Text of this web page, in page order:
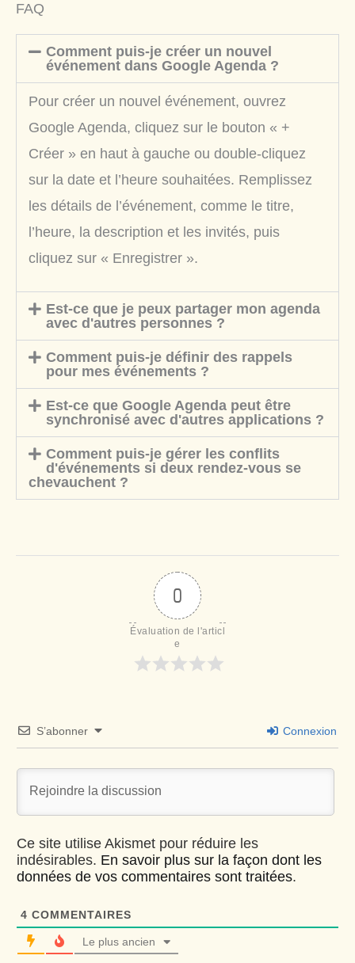
FAQ
Comment puis-je créer un nouvel
événement dans Google Agenda ?
Pour créer un nouvel événement, ouvrez
Google Agenda, cliquez sur le bouton « +
Créer » en haut à gauche ou double-cliquez
sur la date et l’heure souhaitées. Remplissez
les détails de l’événement, comme le titre,
l’heure, la description et les invités, puis
cliquez sur « Enregistrer ».
Est-ce que je peux partager mon agenda
avec d'autres personnes ?
Comment puis-je définir des rappels
pour mes événements ?
Est-ce que Google Agenda peut être
synchronisé avec d'autres applications ?
Comment puis-je gérer les conflits
d'événements si deux rendez-vous se
chevauchent ?
0
Évaluation de l'articl
e
S’abonner Connexion
Ce site utilise Akismet pour réduire les
indésirables. En savoir plus sur la façon dont les
données de vos commentaires sont traitées.
4 COMMENTAIRES
Le plus ancien